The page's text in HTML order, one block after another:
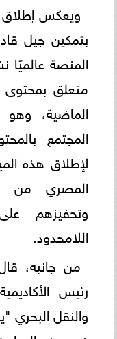
بتمكين جيل
الماضية، وهو
المجتمع
لإطلاق هذه
المصري من
اللامحدود.
من جانبه،
رئيس
والنقل البحري